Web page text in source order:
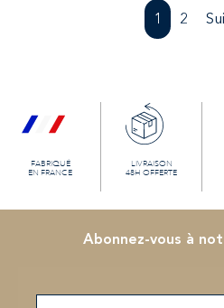
1 2
FABRIQUÉ
EN FRANCE
LIVRAISON
48H OFFERTE
Abonnez-vous à